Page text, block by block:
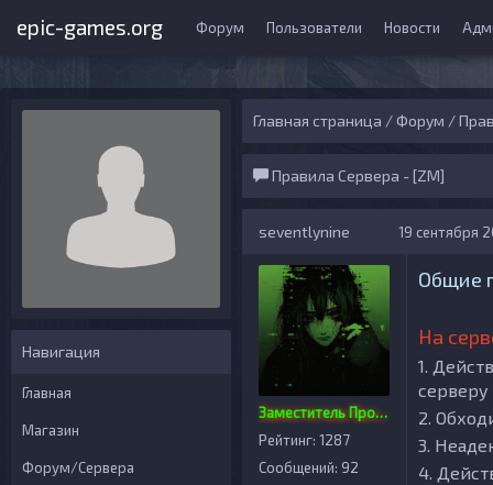
epic-games.org Форум Пользователи Новости
Навигация
Главная
Магазин
Форум/Сервера
Главная страница /Форум /
Правила Сервера - [ZM]
seventlynine 19 сентября
Заместитель Проекта
Рейтинг: 1287
Сообщений: 92
Общие
На
1.
2.
3.
4.